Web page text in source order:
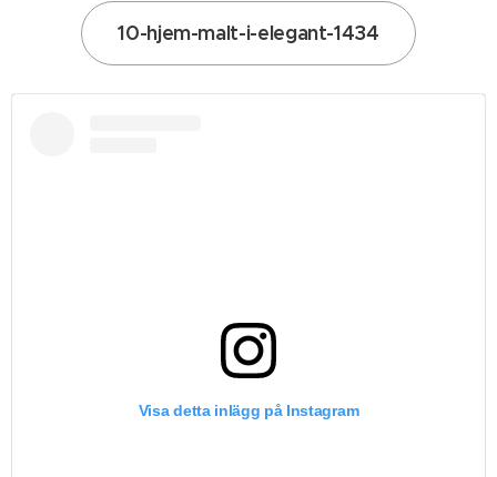
10-hjem-malt-i-elegant-1434
Visa detta inlägg på Instagram